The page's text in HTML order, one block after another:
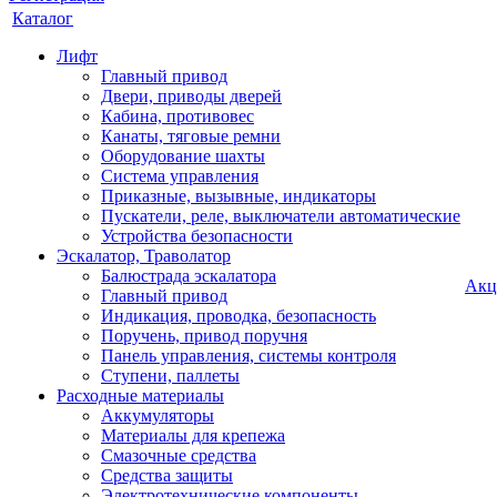
Каталог
Лифт
Главный привод
Двери, приводы дверей
Кабина, противовес
Канаты, тяговые ремни
Оборудование шахты
Система управления
Приказные, вызывные, индикаторы
Пускатели, реле, выключатели автоматические
Устройства безопасности
Эскалатор, Траволатор
Балюстрада эскалатора
Главный привод
Индикация, проводка, безопасность
Поручень, привод поручня
Панель управления, системы контроля
Ступени, паллеты
Расходные материалы
Аккумуляторы
Материалы для крепежа
Смазочные средства
Средства защиты